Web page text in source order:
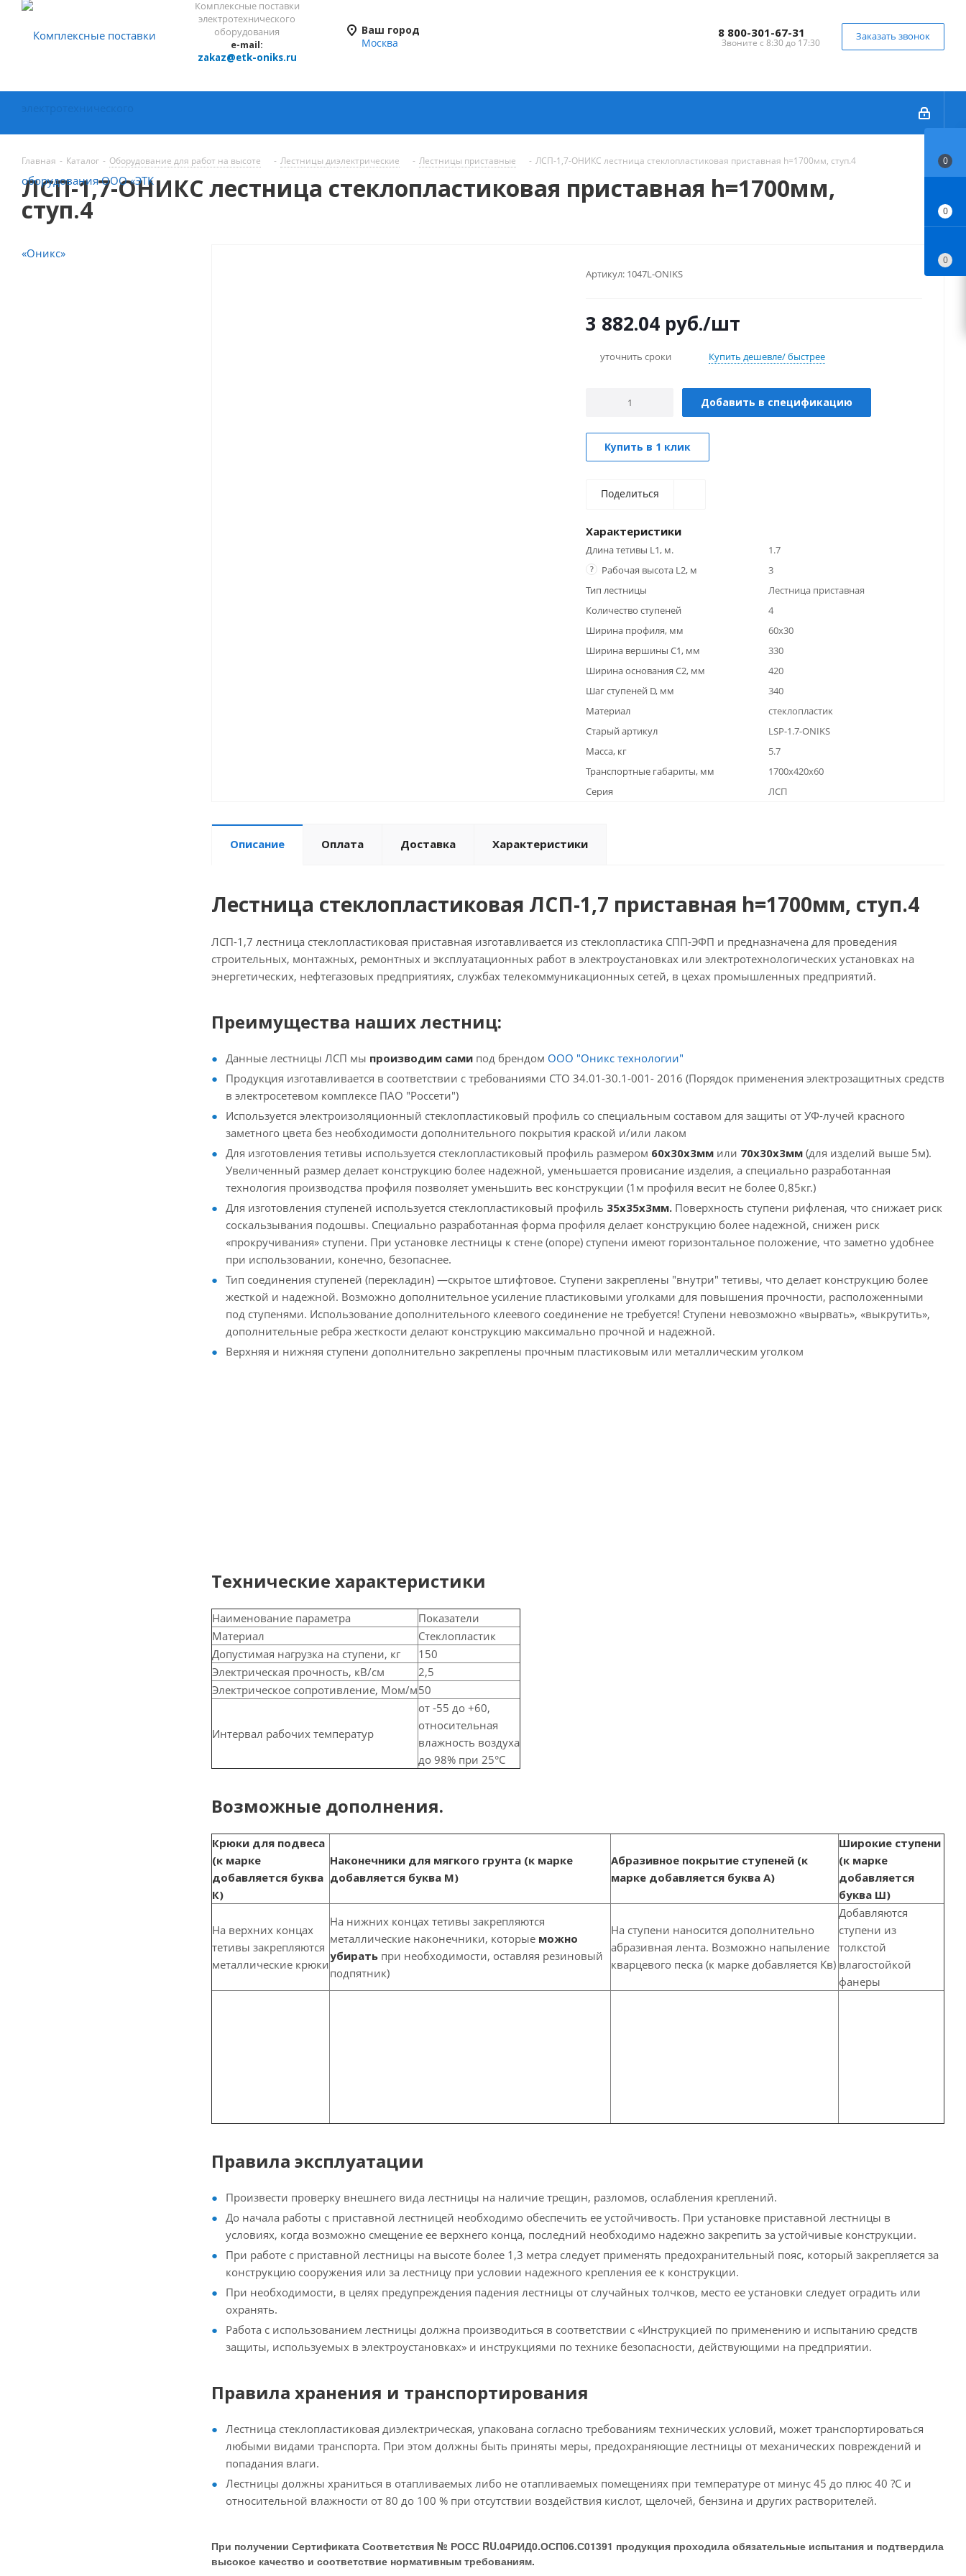
Комплексные поставки
электротехнического
оборудования
e-mail:
zakaz@etk-oniks.ru
Ваш город
Москва
8 800-301-67-31
Звоните с 8:30 до 17:30
Заказать звонок
Главная - Каталог - Оборудование для работ на высоте - Лестницы диэлектрические - Лестницы приставные - ЛСП-1,7-ОНИКС лестница стеклопластиковая приставная h=1700мм, ступ.4
ЛСП-1,7-ОНИКС лестница стеклопластиковая приставная h=1700мм,
ступ.4
Артикул: 1047L-ONIKS
3 882.04 руб./шт
уточнить сроки Купить дешевле/ быстрее
Добавить в спецификацию
Купить в 1 клик
Поделиться
Характеристики
Длина тетивы L1, м. 1.7
? Рабочая высота L2, м
3
Тип лестницы
Лестница приставная
Количество ступеней
4
Ширина профиля, мм
60х30
Ширина вершины С1, мм
330
Ширина основания C2, мм
420
Шаг ступеней D, мм
340
Материал
стеклопластик
Старый артикул
LSP-1.7-ONIKS
Масса, кг
5.7
Транспортные габариты, мм
1700x420x60
Серия
ЛСП
Описание Оплата Доставка Характеристики
Лестница стеклопластиковая ЛСП-1,7 приставная h=1700мм, ступ.4
ЛСП-1,7 лестница стеклопластиковая приставная изготавливается из стеклопластика СПП-ЭФП и предназначена для проведения
строительных, монтажных, ремонтных и эксплуатационных работ в электроустановках или электротехнологических установках на
энергетических, нефтегазовых предприятиях, службах телекоммуникационных сетей, в цехах промышленных предприятий.
Преимущества наших лестниц:
Данные лестницы ЛСП мы производим сами под брендом ООО "Оникс технологии"
Продукция изготавливается в соответствии с требованиями СТО 34.01-30.1-001- 2016 (Порядок применения электрозащитных средств
в электросетевом комплексе ПАО "Россети")
Используется электроизоляционный стеклопластиковый профиль со специальным составом для защиты от УФ-лучей красного
заметного цвета без необходимости дополнительного покрытия краской и/или лаком
Для изготовления тетивы используется стеклопластиковый профиль размером 60х30х3мм или 70х30х3мм (для изделий выше 5м).
Увеличенный размер делает конструкцию более надежной, уменьшается провисание изделия, а специально разработанная
технология производства профиля позволяет уменьшить вес конструкции (1м профиля весит не более 0,85кг.)
Для изготовления ступеней используется стеклопластиковый профиль 35х35х3мм. Поверхность ступени рифленая, что снижает риск
соскальзывания подошвы. Специально разработанная форма профиля делает конструкцию более надежной, снижен риск
«прокручивания» ступени. При установке лестницы к стене (опоре) ступени имеют горизонтальное положение, что заметно удобнее
при использовании, конечно, безопаснее.
Тип соединения ступеней (перекладин) —скрытое штифтовое. Ступени закреплены "внутри" тетивы, что делает конструкцию более
жесткой и надежной. Возможно дополнительное усиление пластиковыми уголками для повышения прочности, расположенными
под ступенями. Использование дополнительного клеевого соединение не требуется! Ступени невозможно «вырвать», «выкрутить»,
дополнительные ребра жесткости делают конструкцию максимально прочной и надежной.
Верхняя и нижняя ступени дополнительно закреплены прочным пластиковым или металлическим уголком
Технические характеристики
Наименование параметра
Показатели
Материал
Стеклопластик
Допустимая нагрузка на ступени, кг
150
Электрическая прочность, кВ/см
2,5
Электрическое сопротивление, Мом/м50
Интервал рабочих температур
от -55 до +60,
относительная
влажность воздуха
до 98% при 25°С
Возможные дополнения.
Крюки для подвеса
(к марке
добавляется буква
К)
Наконечники для мягкого грунта (к марке
добавляется буква М)
Абразивное покрытие ступеней (к
марке добавляется буква А)
Широкие ступени
(к марке
добавляется
буква Ш)
На верхних концах
тетивы закрепляются
металлические крюки
На нижних концах тетивы закрепляются
металлические наконечники, которые можно
убирать при необходимости, оставляя резиновый
подпятник)
На ступени наносится дополнительно
абразивная лента. Возможно напыление
кварцевого песка (к марке добавляется Кв)
Добавляются
ступени из
толкстой
влагостойкой
фанеры
Правила эксплуатации
Произвести проверку внешнего вида лестницы на наличие трещин, разломов, ослабления креплений.
До начала работы с приставной лестницей необходимо обеспечить ее устойчивость. При установке приставной лестницы в
условиях, когда возможно смещение ее верхнего конца, последний необходимо надежно закрепить за устойчивые конструкции.
При работе с приставной лестницы на высоте более 1,3 метра следует применять предохранительный пояс, который закрепляется за
конструкцию сооружения или за лестницу при условии надежного крепления ее к конструкции.
При необходимости, в целях предупреждения падения лестницы от случайных толчков, место ее установки следует оградить или
охранять.
Работа с использованием лестницы должна производиться в соответствии с «Инструкцией по применению и испытанию средств
защиты, используемых в электроустановках» и инструкциями по технике безопасности, действующими на предприятии.
Правила хранения и транспортирования
Лестница стеклопластиковая диэлектрическая, упакована согласно требованиям технических условий, может транспортироваться
любыми видами транспорта. При этом должны быть приняты меры, предохраняющие лестницы от механических повреждений и
попадания влаги.
Лестницы должны храниться в отапливаемых либо не отапливаемых помещениях при температуре от минус 45 до плюс 40 ?С и
относительной влажности от 80 до 100 % при отсутствии воздействия кислот, щелочей, бензина и других растворителей.
При получении Сертификата Соответствия № РОСС RU.04РИД0.ОСП06.С01391 продукция проходила обязательные испытания и подтвердила
высокое качество и соответствие нормативным требованиям.
0
0
0